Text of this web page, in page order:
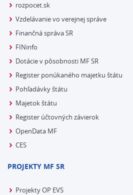
rozpocet.sk
Vzdelávanie vo verejnej správe
Finančná správa SR
FINinfo
Dotácie v pôsobnosti MF SR
Register ponúkaného majetku štátu
Pohľadávky štátu
Majetok štátu
Register účtovných závierok
OpenData MF
CES
PROJEKTY MF SR
Projekty OP EVS